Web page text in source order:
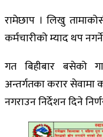
रामेछाप । लिखु
कर्मचारीको म्याद थप
गत बिहीबार बसेको
अन्तर्गतका करार सेवामा
नगराउन निर्देशन दिने